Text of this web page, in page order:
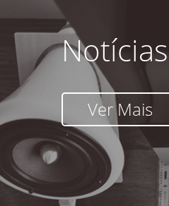
Notícias
Ver Mais